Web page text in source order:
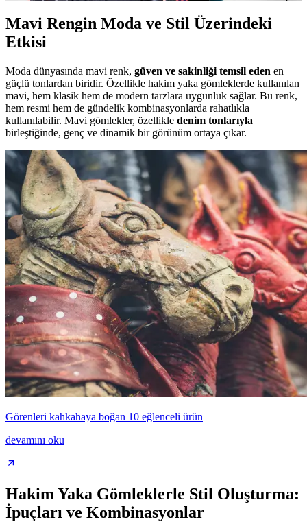
Mavi Rengin Moda ve Stil Üzerindeki
Etkisi
Moda dünyasında mavi renk, güven ve sakinliği temsil eden en
güçlü tonlardan biridir. Özellikle hakim yaka gömleklerde kullanılan
mavi, hem klasik hem de modern tarzlara uygunluk sağlar. Bu renk,
hem resmi hem de gündelik kombinasyonlarda rahatlıkla
kullanılabilir. Mavi gömlekler, özellikle denim tonlarıyla
birleştiğinde, genç ve dinamik bir görünüm ortaya çıkar.
Görenleri kahkahaya boğan 10 eğlenceli ürün
devamını oku
Hakim Yaka Gömleklerle Stil Oluşturma:
İpuçları ve Kombinasyonlar